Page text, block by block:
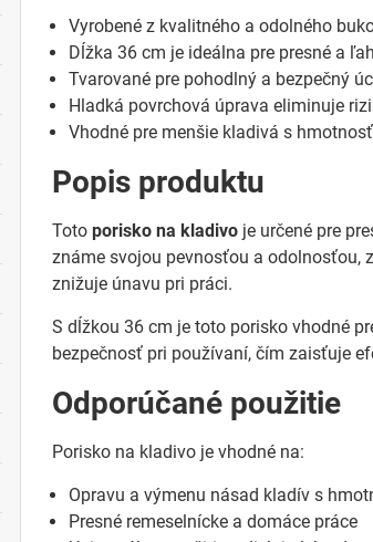
Vyrobené z kvalitného a odolného
Dĺžka 36 cm je ideálna pre presné a
Tvarované pre pohodlný a bezpečný
Hladká povrchová úprava eliminuje
Vhodné pre menšie kladivá s
Popis produktu
Totoporisko na kladivo je určené pre
známe svojou pevnosťou a odolnosťou,
znižuje únavu pri práci.
S dĺžkou 36 cm je toto porisko vhodné
bezpečnosť pri používaní, čím zaisťuje
Odporúčané použitie
Porisko na kladivo je vhodné na:
Opravu a výmenu násad kladív s
Presné remeselnícke a domáce práce